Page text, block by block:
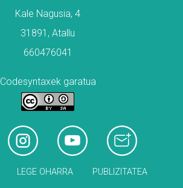
Kale Nagusia, 4
31891, Atallu
660476041
Codesyntaxek garatua
LEGE OHARRA PUBLIZITATEA